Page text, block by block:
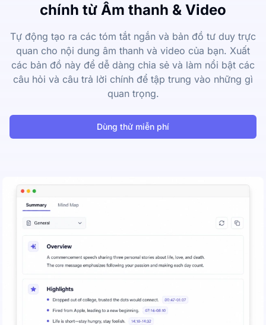
chính từ Âm thanh & Video
Tự động tạo ra các tóm tắt ngắn và bản đồ tư duy trực
quan cho nội dung âm thanh và video của bạn. Xuất
các bản đồ này để dễ dàng chia sẻ và làm nổi bật các
câu hỏi và câu trả lời chính để tập trung vào những gì
quan trọng.
Dùng thử miễn phí